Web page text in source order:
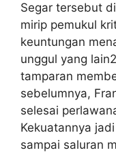
Segar tersebut
mirip pemukul
keuntungan
unggul yang
tamparan
sebelumnya,
selesai
Kekuatannya
sampai saluran